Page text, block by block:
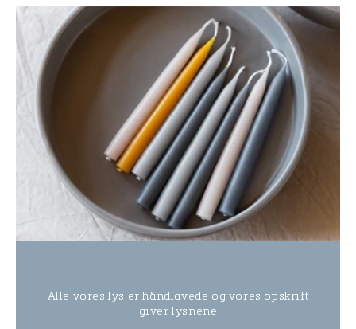
Alle vores lys er håndlavede og vores opskrift
giver lysnene